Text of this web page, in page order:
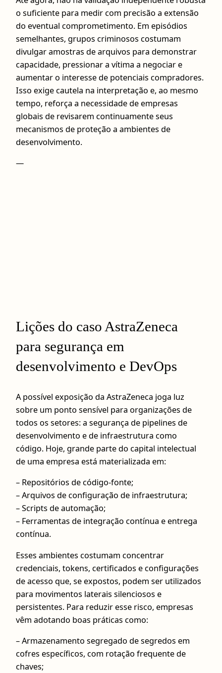
o suficiente para medir com precisão a extensão
do eventual comprometimento. Em episódios
semelhantes, grupos criminosos costumam
divulgar amostras de arquivos para demonstrar
capacidade, pressionar a vítima a negociar e
aumentar o interesse de potenciais compradores.
Isso exige cautela na interpretação e, ao mesmo
tempo, reforça a necessidade de empresas
globais de revisarem continuamente seus
mecanismos de proteção a ambientes de
desenvolvimento.
—
Lições do caso AstraZeneca
para segurança em
desenvolvimento e DevOps
A possível exposição da AstraZeneca joga luz
sobre um ponto sensível para organizações de
todos os setores: a segurança de pipelines de
desenvolvimento e de infraestrutura como
código. Hoje, grande parte do capital intelectual
de uma empresa está materializada em:
– Repositórios de código-fonte;
– Arquivos de configuração de infraestrutura;
– Scripts de automação;
– Ferramentas de integração contínua e entrega
contínua.
Esses ambientes costumam concentrar
credenciais, tokens, certificados e configurações
de acesso que, se expostos, podem ser utilizados
para movimentos laterais silenciosos e
persistentes. Para reduzir esse risco, empresas
vêm adotando boas práticas como:
– Armazenamento segregado de segredos em
cofres específicos, com rotação frequente de
chaves;